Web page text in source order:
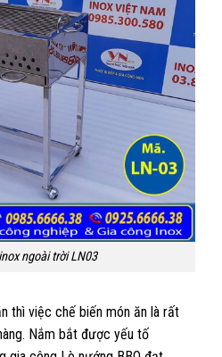
ngoài trời LN03
thì việc chế biến món ăn là rất
Nắm bắt được yếu tố